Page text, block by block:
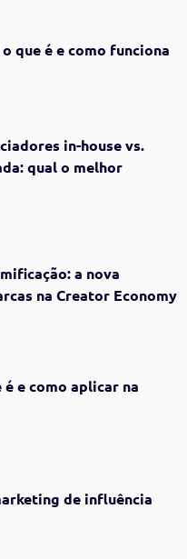
que é e como funciona
in-house vs.
qual o melhor
a nova
na Creator Economy
e como aplicar na
de influência